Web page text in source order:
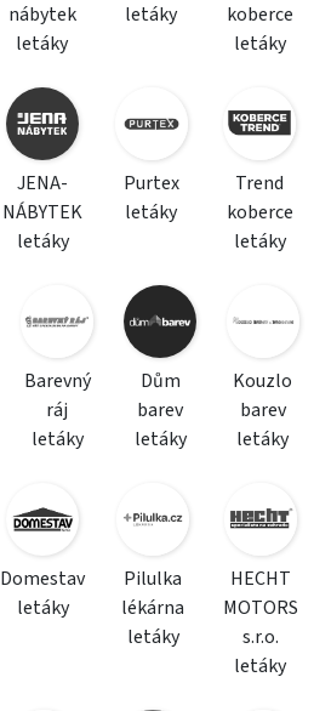
nábytek
letáky
letáky
koberce
letáky
JENA-
NÁBYTEK
letáky
Purtex
letáky
Trend
koberce
letáky
Barevný
ráj
letáky
Dům
barev
letáky
Kouzlo
barev
letáky
Domestav
letáky
Pilulka
lékárna
letáky
HECHT
MOTORS
s.r.o.
letáky